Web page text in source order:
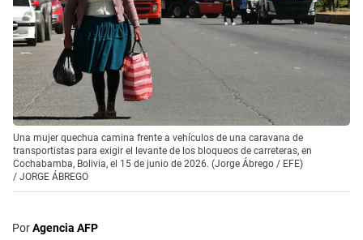
Una mujer quechua camina frente a vehículos de una caravana de
transportistas para exigir el levante de los bloqueos de carreteras, en
Cochabamba, Bolivia, el 15 de junio de 2026. (Jorge Ábrego / EFE)
/ JORGE ÁBREGO
PorAgencia AFP